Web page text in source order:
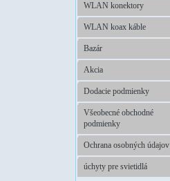
WLAN konektory
WLAN koax káble
Bazár
Akcia
Dodacie podmienky
Všeobecné obchodné
podmienky
Ochrana osobných údajov
úchyty pre svietidlá